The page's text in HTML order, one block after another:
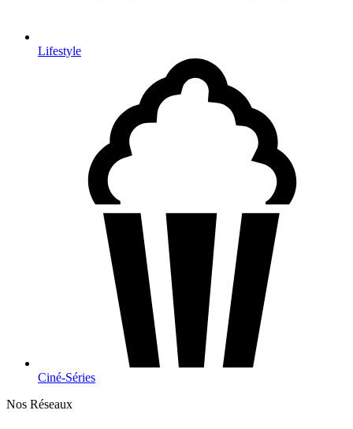
Lifestyle
Ciné-Séries
Nos Réseaux